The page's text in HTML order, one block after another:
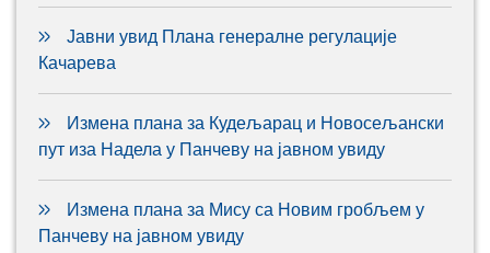
Јавни увид Плана генералне регулације
Качарева
Измена плана за Кудељарац и Новосељански
пут иза Надела у Панчеву на јавном увиду
Измена плана за Мису са Новим гробљем у
Панчеву на јавном увиду